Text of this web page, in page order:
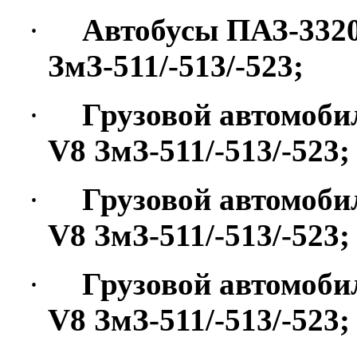
·
Автобусы ПАЗ-
ЗмЗ-511/-513/-523;
·
Грузовой
V8 ЗмЗ-511/-513/-523;
·
Грузовой
V8 ЗмЗ-511/-513/-523;
·
Грузовой
V8 ЗмЗ-511/-513/-523;